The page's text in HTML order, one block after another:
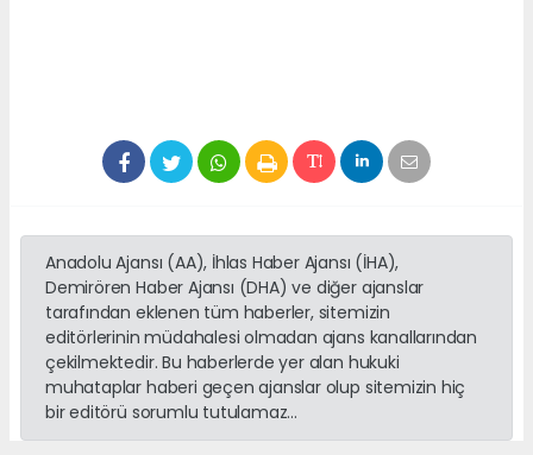
Anadolu Ajansı (AA), İhlas Haber Ajansı (İHA),
Demirören Haber Ajansı (DHA) ve diğer ajanslar
tarafından eklenen tüm haberler, sitemizin
editörlerinin müdahalesi olmadan ajans kanallarından
çekilmektedir. Bu haberlerde yer alan hukuki
muhataplar haberi geçen ajanslar olup sitemizin hiç
bir editörü sorumlu tutulamaz...